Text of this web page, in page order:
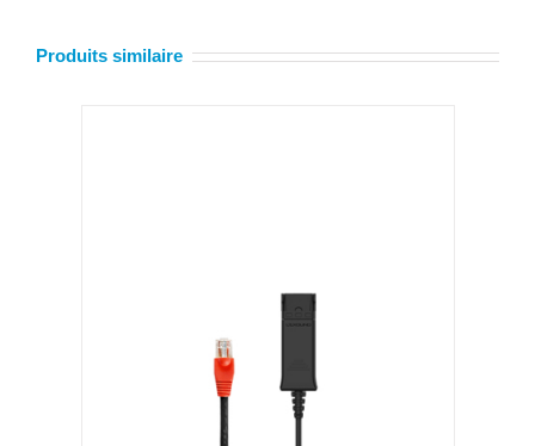
Produits similaire